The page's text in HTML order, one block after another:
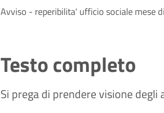
Avviso - reperibilita' ufficio sociale mese
Testo completo
Si prega di prendere visione degli